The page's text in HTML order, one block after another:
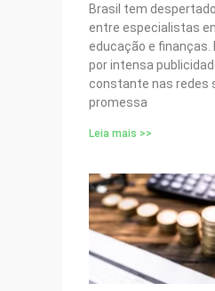
Brasil tem
entre especialistas
educação e finanças.
por intensa
constante nas redes
promessa
Leia mais >>